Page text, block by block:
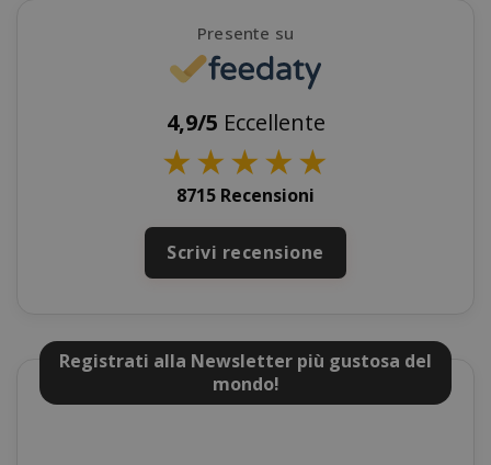
Presente su
4,9/5 Eccellente
★★★★★
8715 Recensioni
Scrivi recensione
Registrati alla Newsletter più gustosa del
mondo!
product_data_storage